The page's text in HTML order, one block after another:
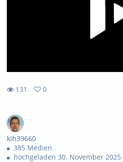
131
0
kih39660
385 Medien
hochgeladen 30. November 2025